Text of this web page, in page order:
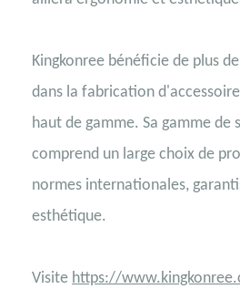
Kingkonree bénéficie de plus
dans la fabrication
haut de gamme. Sa gamme de
comprend un large choix de
normes internationales,
esthétique.
Visite https://